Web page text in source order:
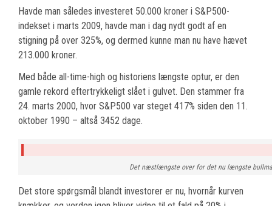
Havde man således investeret 50.000 kroner i S&P500-
indekset i marts 2009, havde man i dag nydt godt af en
stigning på over 325%, og dermed kunne man nu have hævet
213.000 kroner.
Med både all-time-high og historiens længste optur, er den
gamle rekord eftertrykkeligt slået i gulvet. Den stammer fra
24. marts 2000, hvor S&P500 var steget 417% siden den 11.
oktober 1990 – altså 3452 dage.
Det næstlængste over for det nu længste
Det store spørgsmål blandt investorer er nu, hvornår kurven